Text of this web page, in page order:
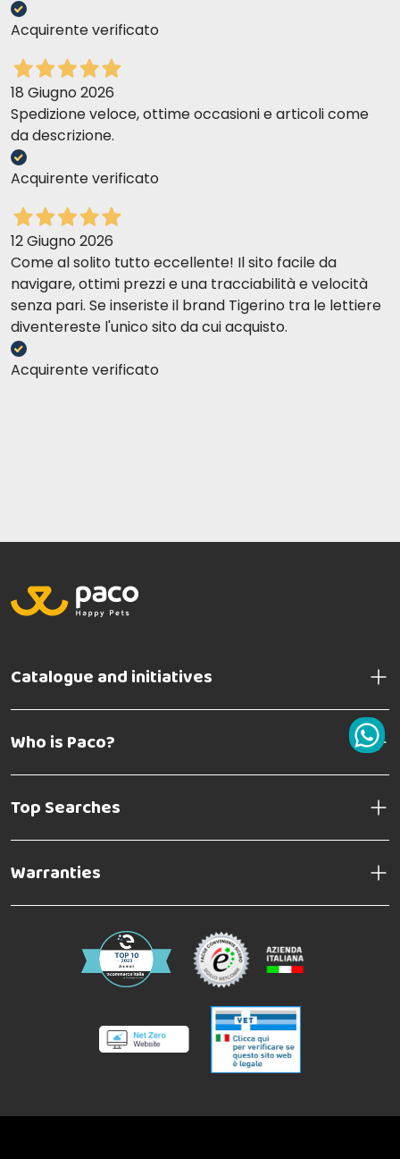
Acquirente verificato
18 Giugno 2026
Spedizione veloce, ottime occasioni e articoli come
da descrizione.
Acquirente verificato
12 Giugno 2026
Come al solito tutto eccellente! Il sito facile da
navigare, ottimi prezzi e una tracciabilità e velocità
senza pari. Se inseriste il brand Tigerino tra le lettiere
diventereste l'unico sito da cui acquisto.
Acquirente verificato
Catalogue and initiatives
Who is Paco?
Top Searches
Warranties